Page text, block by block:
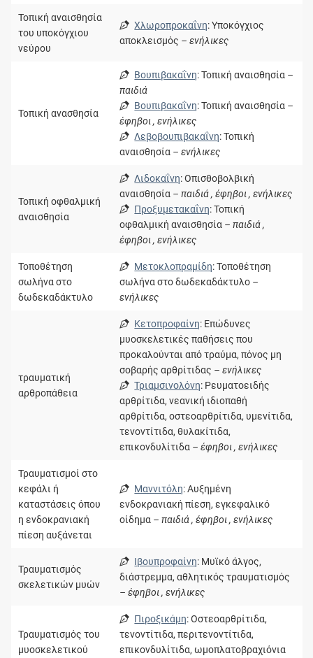
Τοπική αναισθησία
του υποκόγχιου
νεύρου
Χλωροπροκαΐνη: Υποκόγχιος
αποκλεισμός – ενήλικες
Τοπική ανασθησία
Βουπιβακαΐνη: Τοπική αναισθησία –
παιδιά
Βουπιβακαΐνη: Τοπική αναισθησία –
έφηβοι , ενήλικες
Λεβοβουπιβακαΐνη: Τοπική
αναισθησία – ενήλικες
Τοπική οφθαλμική
αναισθησία
Λιδοκαΐνη: Οπισθοβολβική
αναισθησία – παιδιά , έφηβοι , ενήλικες
Προξυμετακαΐνη: Τοπική
οφθαλμική αναισθησία – παιδιά ,
έφηβοι , ενήλικες
Τοποθέτηση
σωλήνα στο
δωδεκαδάκτυλο
Μετοκλοπραμίδη: Τοποθέτηση
σωλήνα στο δωδεκαδάκτυλο –
ενήλικες
τραυματική
αρθροπάθεια
Κετοπροφαίνη: Επώδυνες
μυοσκελετικές παθήσεις που
προκαλούνται από τραύμα, πόνος μη
σοβαρής αρθρίτιδας – ενήλικες
Τριαμσινολόνη: Ρευματοειδής
αρθρίτιδα, νεανική ιδιοπαθή
αρθρίτιδα, οστεοαρθρίτιδα, υμενίτιδα,
τενοντίτιδα, θυλακίτιδα,
επικονδυλίτιδα – έφηβοι , ενήλικες
Τραυματισμοί στο
κεφάλι ή
καταστάσεις όπου
η ενδοκρανιακή
πίεση αυξάνεται
Μαννιτόλη: Αυξημένη
ενδοκρανιακή πίεση, εγκεφαλικό
οίδημα – παιδιά , έφηβοι , ενήλικες
Τραυματισμός
σκελετικών μυών
Ιβουπροφαίνη: Μυϊκό άλγος,
διάστρεμμα, αθλητικός τραυματισμός
– έφηβοι , ενήλικες
Τραυματισμός του
μυοσκελετικού
Πιροξικάμη: Οστεοαρθρίτιδα,
τενοντίτιδα, περιτενοντίτιδα,
επικονδυλίτιδα, ωμοπλατοβραχιόνια